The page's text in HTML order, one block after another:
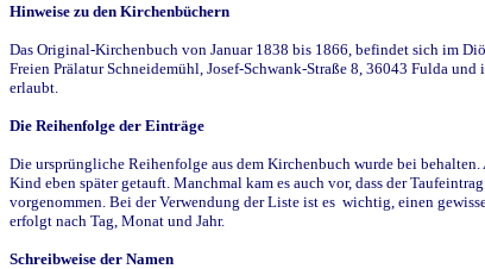
Hinweise zu den Kirchenbüchern
Das Original-Kirchenbuch von Januar 1838 bis 1866, befindet sich im
Freien Prälatur Schneidemühl, Josef-Schwank-Straße 8, 36043 Fulda
erlaubt.
Die Reihenfolge der Einträge
Die ursprüngliche Reihenfolge aus dem Kirchenbuch wurde bei
Kind eben später getauft. Manchmal kam es auch vor, dass der
vorgenommen. Bei der Verwendung der Liste ist es wichtig, einen
erfolgt nach Tag, Monat und Jahr.
Schreibweise der Namen